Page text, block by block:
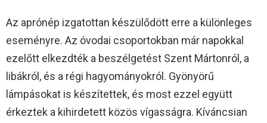
Az aprónép izgatottan készülődött erre a különleges
eseményre. Az óvodai csoportokban már napokkal
ezelőtt elkezdték a beszélgetést Szent Mártonról, a
libákról, és a régi hagyományokról. Gyönyörű
lámpásokat is készítettek, és most ezzel együtt
érkeztek a kihirdetett közös vígasságra. Kíváncsian